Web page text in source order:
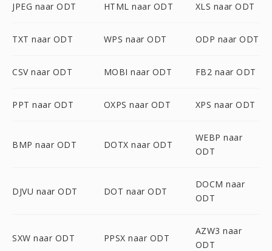
JPEG naar ODT HTML naar ODT XLS naar ODT
TXT naar ODT WPS naar ODT ODP naar ODT
CSV naar ODT MOBI naar ODT FB2 naar ODT
PPT naar ODT OXPS naar ODT XPS naar ODT
BMP naar ODT DOTX naar ODT
WEBP naar
ODT
DJVU naar ODT DOT naar ODT
DOCM naar
ODT
SXW naar ODT PPSX naar ODT
AZW3 naar
ODT